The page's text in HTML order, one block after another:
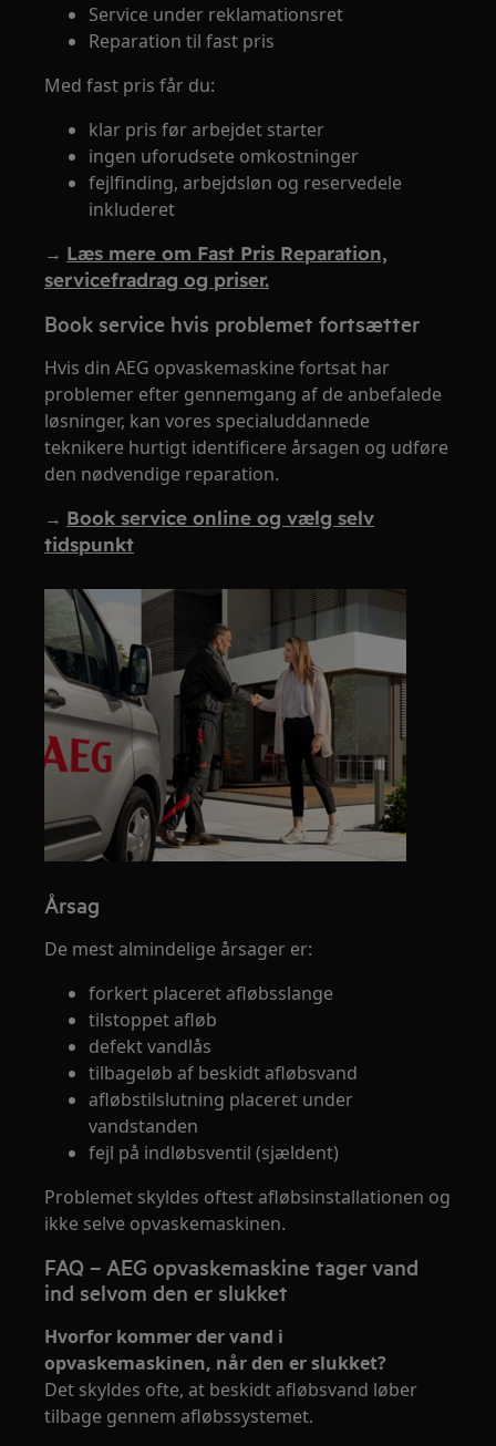
Service under reklamationsret
Reparation til fast pris
Med fast pris får du:
klar pris før arbejdet starter
ingen uforudsete omkostninger
fejlfinding, arbejdsløn og reservedele
inkluderet
→ Læs mere om Fast Pris Reparation,
servicefradrag og priser.
Book service hvis problemet fortsætter
Hvis din AEG opvaskemaskine fortsat har
problemer efter gennemgang af de anbefalede
løsninger, kan vores specialuddannede
teknikere hurtigt identificere årsagen og udføre
den nødvendige reparation.
→ Book service online og vælg selv
tidspunkt
Årsag
De mest almindelige årsager er:
forkert placeret afløbsslange
tilstoppet afløb
defekt vandlås
tilbageløb af beskidt afløbsvand
afløbstilslutning placeret under
vandstanden
fejl på indløbsventil (sjældent)
Problemet skyldes oftest afløbsinstallationen og
ikke selve opvaskemaskinen.
FAQ – AEG opvaskemaskine tager vand
ind selvom den er slukket
Hvorfor kommer der vand i
opvaskemaskinen, når den er slukket?
Det skyldes ofte, at beskidt afløbsvand løber
tilbage gennem afløbssystemet.